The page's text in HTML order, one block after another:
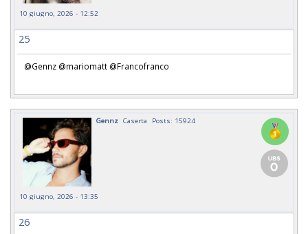
10 giugno, 2026 - 12:52
25
@Gennz @mariomatt @Francofranco
Gennz Caserta Posts: 15924
10 giugno, 2026 - 13:35
26